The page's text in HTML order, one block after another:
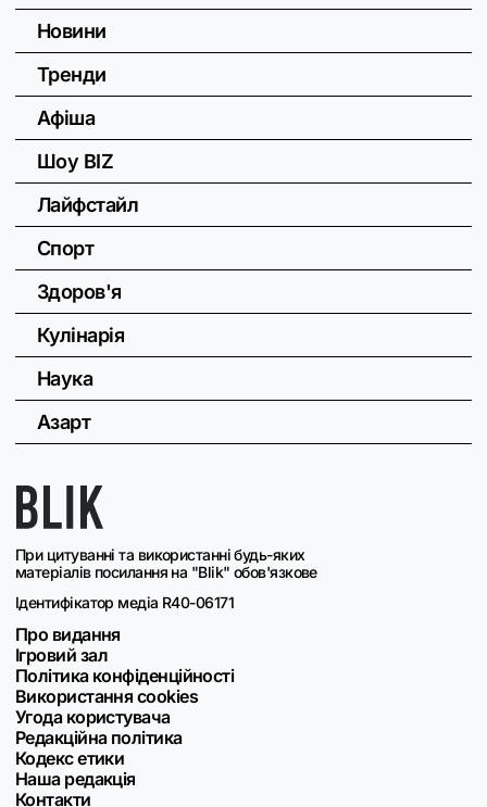
При цитуванні та використанні будь-яких
матеріалів посилання на "Blik" обов'язкове
Ідентифікатор медіа R40-06171
Про видання
Ігровий зал
Політика конфіденційності
Використання cookies
Угода користувача
Редакційна політика
Кодекс етики
Наша редакція
Контакти
Новини
Тренди
Афіша
Шоу BIZ
Лайфстайл
Спорт
Здоров'я
Кулінарія
Наука
Азарт